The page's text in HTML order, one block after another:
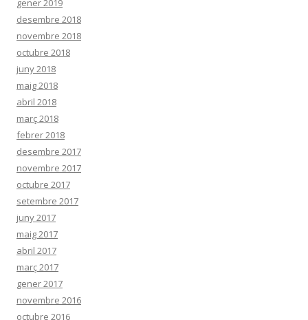
gener 2019
desembre 2018
novembre 2018
octubre 2018
juny 2018
maig 2018
abril 2018
març 2018
febrer 2018
desembre 2017
novembre 2017
octubre 2017
setembre 2017
juny 2017
maig 2017
abril 2017
març 2017
gener 2017
novembre 2016
octubre 2016